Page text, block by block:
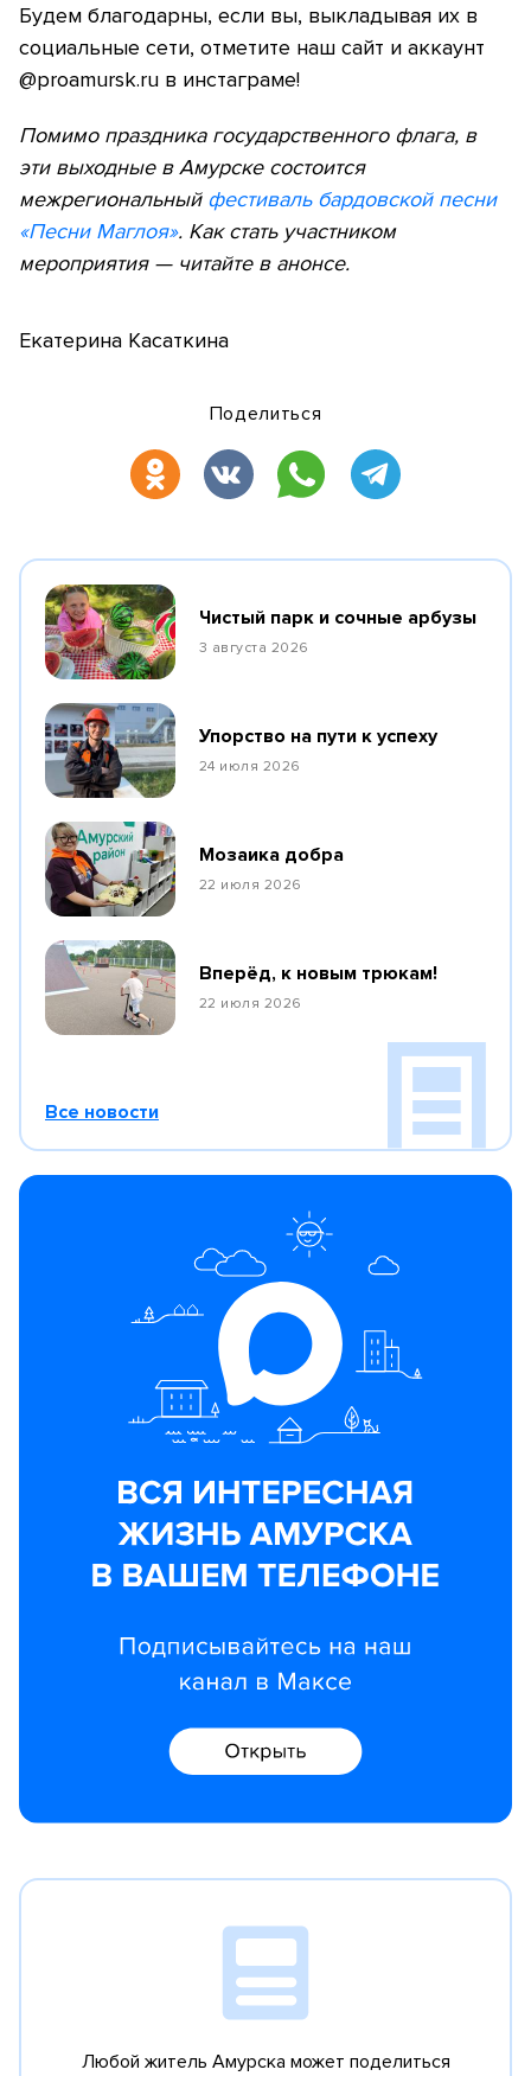
Будем благодарны, если вы, выкладывая их в
социальные сети, отметите наш сайт и аккаунт
@proamursk.ru в инстаграме!
Помимо праздника государственного флага, в
эти выходные в Амурске состоится
межрегиональный фестиваль бардовской песни
«Песни Маглоя». Как стать участником
мероприятия — читайте в анонсе.
Екатерина Касаткина
Поделиться
Чистый парк и сочные арбузы
3 августа 2026
Упорство на пути к успеху
24 июля 2026
Мозаика добра
22 июля 2026
Вперёд, к новым трюкам!
22 июля 2026
Все новости
Любой житель Амурска может поделиться